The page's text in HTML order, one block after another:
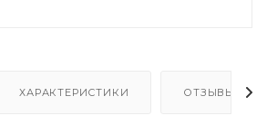
ХАРАКТЕРИСТИКИ ОТЗЫВЫ